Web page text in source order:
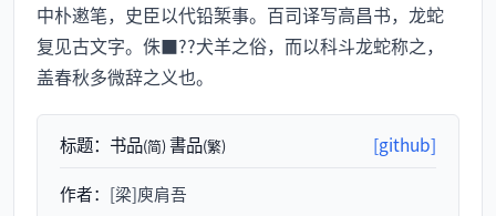
中朴遫笔，史臣以代铅椠事。百司译写高昌书，龙蛇
复见古文字。侏■??犬羊之俗，而以科斗龙蛇称之，
盖春秋多微辞之义也。
标题： 书品(简)書品(繁) [github]
作者： [梁]庾肩吾